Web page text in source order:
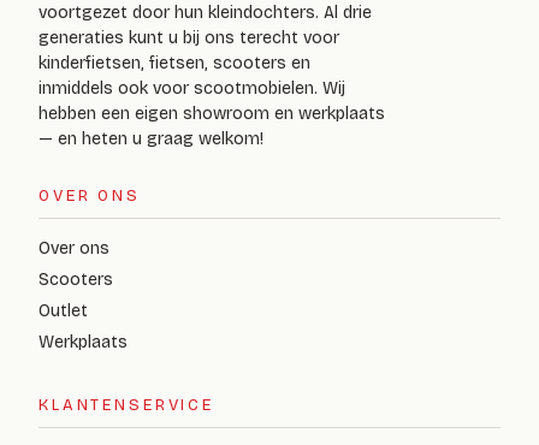
voortgezet door hun kleindochters. Al drie
generaties kunt u bij ons terecht voor
kinderfietsen, fietsen, scooters en
inmiddels ook voor scootmobielen. Wij
hebben een eigen showroom en werkplaats
— en heten u graag welkom!
OVER ONS
Over ons
Scooters
Outlet
Werkplaats
KLANTENSERVICE